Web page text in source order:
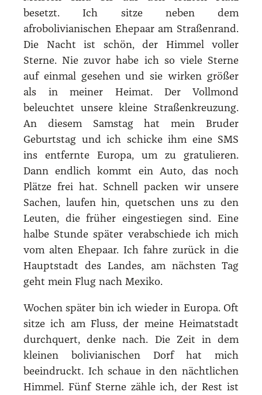
besetzt. Ich sitze neben dem
afrobolivianischen Ehepaar am Straßenrand.
Die Nacht ist schön, der Himmel voller
Sterne. Nie zuvor habe ich so viele Sterne
auf einmal gesehen und sie wirken größer
als in meiner Heimat. Der Vollmond
beleuchtet unsere kleine Straßenkreuzung.
An diesem Samstag hat mein Bruder
Geburtstag und ich schicke ihm eine SMS
ins entfernte Europa, um zu gratulieren.
Dann endlich kommt ein Auto, das noch
Plätze frei hat. Schnell packen wir unsere
Sachen, laufen hin, quetschen uns zu den
Leuten, die früher eingestiegen sind. Eine
halbe Stunde später verabschiede ich mich
vom alten Ehepaar. Ich fahre zurück in die
Hauptstadt des Landes, am nächsten Tag
geht mein Flug nach Mexiko.
Wochen später bin ich wieder in Europa. Oft
sitze ich am Fluss, der meine Heimatstadt
durchquert, denke nach. Die Zeit in dem
kleinen bolivianischen Dorf hat mich
beeindruckt. Ich schaue in den nächtlichen
Himmel. Fünf Sterne zähle ich, der Rest ist